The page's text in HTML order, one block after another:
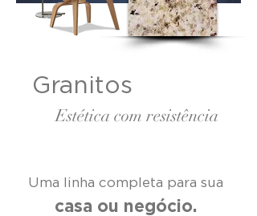
Estética com resistência
Granitos
Uma linha completa para sua
casa ou negócio.